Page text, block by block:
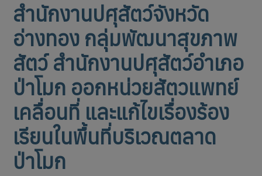
สำนักงานปศุสัตว์จังหวัด
อ่างทอง กลุ่มพัฒนาสุขภาพ
สัตว์ สำนักงานปศุสัตว์อำเภอ
ป่าโมก ออกหน่วยสัตวแพทย์
เคลื่อนที่ และแก้ไขเรื่องร้อง
เรียนในพื้นที่บริเวณตลาด
ป่าโมก